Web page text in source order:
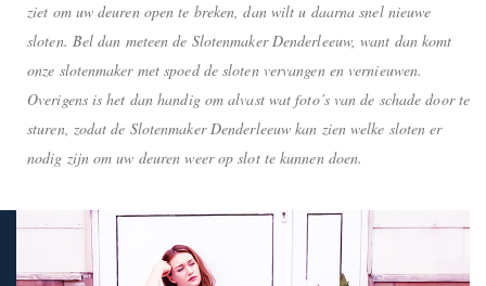
ziet om uw deuren open te breken, dan wilt u daarna snel nieuwe
sloten. Bel dan meteen de Slotenmaker Denderleeuw, want dan komt
onze slotenmaker met spoed de sloten vervangen en vernieuwen.
Overigens is het dan handig om alvast wat foto’s van de schade door te
sturen, zodat de Slotenmaker Denderleeuw kan zien welke sloten er
nodig zijn om uw deuren weer op slot te kunnen doen.